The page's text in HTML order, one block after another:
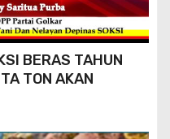
BERAS TAHUN
TON AKAN